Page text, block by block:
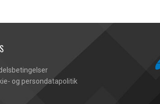
og persondatapolitik